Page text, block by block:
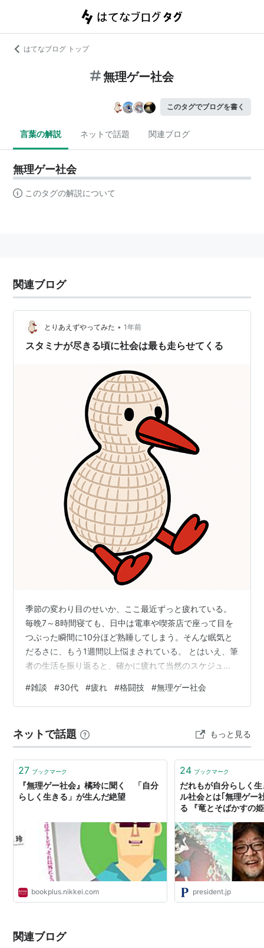
はてなブログ トップ
無理ゲー社会
このタグでブログを書く
言葉の解説 ネットで話題 関連ブログ
無理ゲー社会
このタグの解説について
関連ブログ
とりあえずやってみた • 1年前
スタミナが尽きる頃に社会は最も走らせてくる
季節の変わり目のせいか、ここ最近ずっと疲れている。
毎晩7～8時間寝ても、日中は電車や喫茶店で座って目を
つぶった瞬間に10分ほど熟睡してしまう。そんな眠気と
だるさに、もう1週間以上悩まされている。 とはいえ、筆
者の生活を振り返ると、確かに疲れて当然のスケジュー
朝は5時に起き、弁当を作って6時台の電車で新宿へ。始
業2時間前には着いて、行きたくもないカフェで時間を潰
グジムでトレーニングをする。帰宅後は食事を作って片
付けて、22時には就寝するという毎日だ。 けれど、同じ
時間帯の電車には中高生もたくさ…
#雑談 #30代 #疲れ #格闘技 #無理ゲー社会
ネットで話題 もっと見る
27 ブックマーク
『無理ゲー社会』橘玲に聞く 「自分
らしく生きる」が生んだ絶望
bookplus.nikkei.com
24 ブックマーク
だれもが自分らしく
ル社会とは｢無理ゲー
る 『竜とそばかすの
president.jp
関連ブログ